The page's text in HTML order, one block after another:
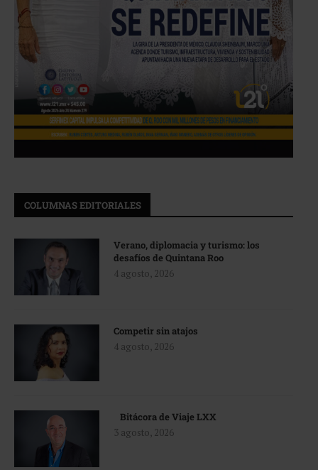
COLUMNAS EDITORIALES
Verano, diplomacia y turismo: los
desafíos de Quintana Roo
4 agosto, 2026
Competir sin atajos
4 agosto, 2026
Bitácora de Viaje LXX
3 agosto, 2026